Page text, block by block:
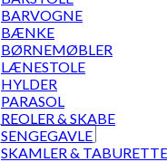
BARVOGNE
BÆNKE
BØRNEMØBLER
LÆNESTOLE
HYLDER
PARASOL
REOLER & SKABE
SENGEGAVLE
SKAMLER &